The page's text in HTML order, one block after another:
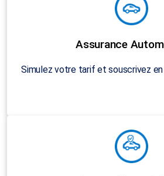
Assurance
Simulez votre tarif et souscrivez